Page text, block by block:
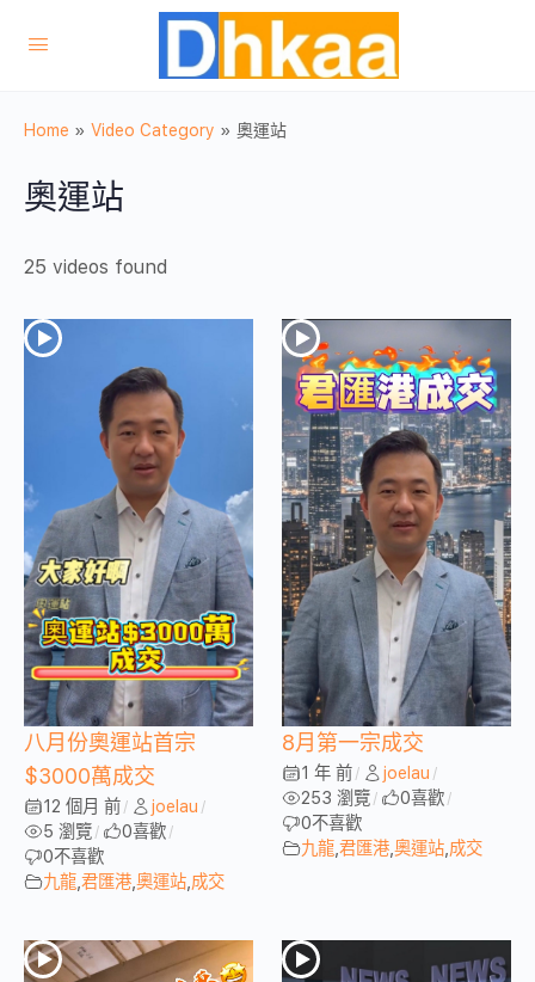
Home » Video Category » 奧運站
奧運站
25 videos found
八月份奧運站首宗
$3000萬成交
12 個月 前 / joelau /
5 瀏覽 / 0喜歡 /
0不喜歡
九龍 君匯港 奧運站 成交
8月第一宗成交
1 年 前 / joelau /
253 瀏覽 / 0喜歡 /
0不喜歡
九龍 君匯港 奧運站 成交